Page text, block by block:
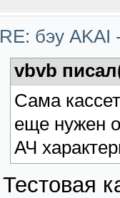
RE: бэу
vbvb
Сама
еще нужен
АЧ
Тестовая